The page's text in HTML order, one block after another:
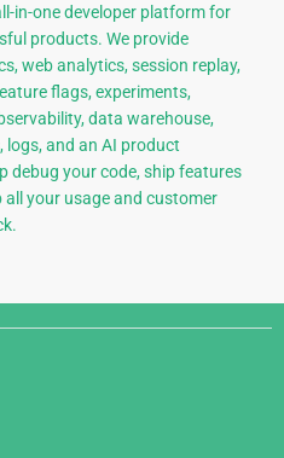
in-one developer platform for
products. We provide
web analytics, session replay,
flags, experiments,
data warehouse,
logs, and an AI product
debug your code, ship features
all your usage and customer